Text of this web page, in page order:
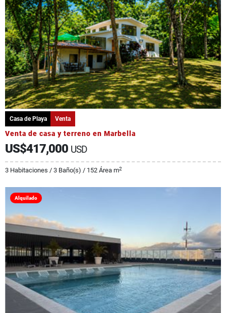
Casa de Playa Venta
Venta de casa y terreno en Marbella
US$417,000 USD
3 Habitaciones / 3 Baño(s) / 152 Área m2
Alquilado